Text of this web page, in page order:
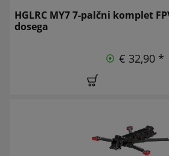
HGLRC MY7 7-palčni komplet
dosega
€ 32,90 *